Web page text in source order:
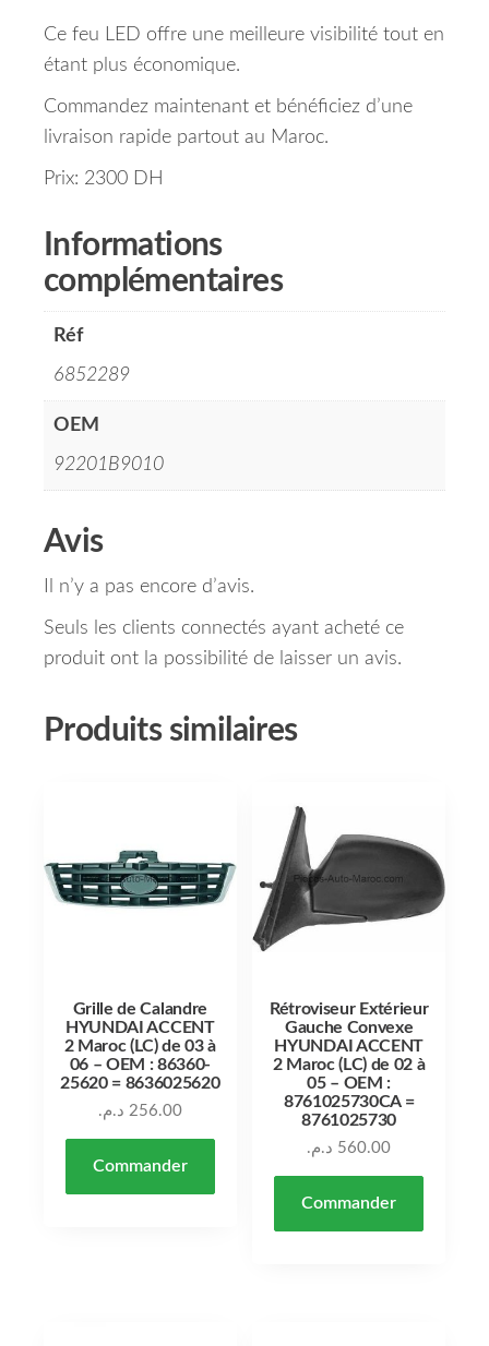
Ce feu LED offre une meilleure visibilité tout en
étant plus économique.
Commandez maintenant et bénéficiez d’une
livraison rapide partout au Maroc.
Prix: 2300 DH
Informations
complémentaires
Réf
6852289
OEM
92201B9010
Avis
Il n’y a pas encore d’avis.
Seuls les clients connectés ayant acheté ce
produit ont la possibilité de laisser un avis.
Produits similaires
Grille de Calandre
HYUNDAI ACCENT
2 Maroc (LC) de 03 à
06 – OEM : 86360-
25620 = 8636025620
256.00 د.م.
Commander
Rétroviseur Extérieur
Gauche Convexe
HYUNDAI ACCENT
2 Maroc (LC) de 02 à
05 – OEM :
8761025730CA =
8761025730
560.00 د.م.
Commander